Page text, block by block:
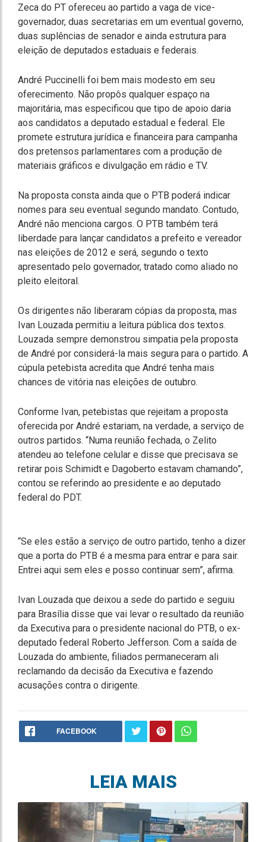
Zeca do PT ofereceu ao partido a vaga de vice-
governador, duas secretarias em um eventual governo,
duas suplências de senador e ainda estrutura para
eleição de deputados estaduais e federais.
André Puccinelli foi bem mais modesto em seu
oferecimento. Não propôs qualquer espaço na
majoritária, mas especificou que tipo de apoio daria
aos candidatos a deputado estadual e federal. Ele
promete estrutura jurídica e financeira para campanha
dos pretensos parlamentares com a produção de
materiais gráficos e divulgação em rádio e TV.
Na proposta consta ainda que o PTB poderá indicar
nomes para seu eventual segundo mandato. Contudo,
André não menciona cargos. O PTB também terá
liberdade para lançar candidatos a prefeito e vereador
nas eleições de 2012 e será, segundo o texto
apresentado pelo governador, tratado como aliado no
pleito eleitoral.
Os dirigentes não liberaram cópias da proposta, mas
Ivan Louzada permitiu a leitura pública dos textos.
Louzada sempre demonstrou simpatia pela proposta
de André por considerá-la mais segura para o partido. A
cúpula petebista acredita que André tenha mais
chances de vitória nas eleições de outubro.
Conforme Ivan, petebistas que rejeitam a proposta
oferecida por André estariam, na verdade, a serviço de
outros partidos. “Numa reunião fechada, o Zelito
atendeu ao telefone celular e disse que precisava se
retirar pois Schimidt e Dagoberto estavam chamando”,
contou se referindo ao presidente e ao deputado
federal do PDT.
“Se eles estão a serviço de outro partido, tenho a dizer
que a porta do PTB é a mesma para entrar e para sair.
Entrei aqui sem eles e posso continuar sem”, afirma.
Ivan Louzada que deixou a sede do partido e seguiu
para Brasília disse que vai levar o resultado da reunião
da Executiva para o presidente nacional do PTB, o ex-
deputado federal Roberto Jefferson. Com a saída de
Louzada do ambiente, filiados permaneceram ali
reclamando da decisão da Executiva e fazendo
acusações contra o dirigente.
FACEBOOK
LEIA MAIS